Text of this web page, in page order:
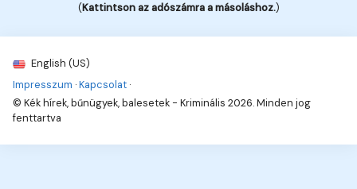
(Kattintson az adószámra a másoláshoz.)
English (US)
Impresszum ·Kapcsolat ·
© Kék hírek, bűnügyek, balesetek - Kriminális 2026. Minden jog
fenttartva